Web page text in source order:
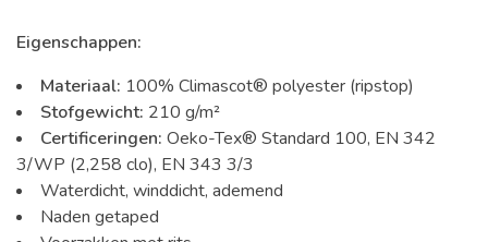
Eigenschappen:
Materiaal: 100% Climascot® polyester (ripstop)
Stofgewicht: 210 g/m²
Certificeringen: Oeko-Tex® Standard 100, EN 342
3/WP (2,258 clo), EN 343 3/3
Waterdicht, winddicht, ademend
Naden getaped